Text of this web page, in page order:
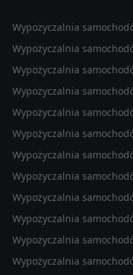
Wypożyczalnia
Wypożyczalnia
Wypożyczalnia
Wypożyczalnia
Wypożyczalnia
Wypożyczalnia
Wypożyczalnia
Wypożyczalnia
Wypożyczalnia
Wypożyczalnia
Wypożyczalnia
Wypożyczalnia